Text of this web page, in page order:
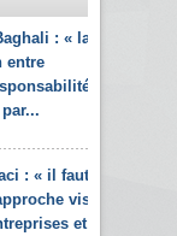
: « la
entre
: « il faut
vis-
et